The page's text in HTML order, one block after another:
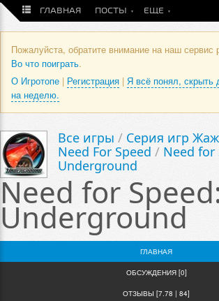
ГЛАВНАЯ ПОСТЫ ЕЩЕ
Пожалуйста, обратите внимание на наш сервис
Во что поиграть.
О Игротопе | Регистрация | Я всё понял, скрыть
на неделю.
Все игры / Серия игр
Need For Speed / Need for
Underground
Need for
Underground
ГЛАВНАЯ
ОБСУЖДЕНИЯ [0]
ОТЗЫВЫ [7.78 | 84]